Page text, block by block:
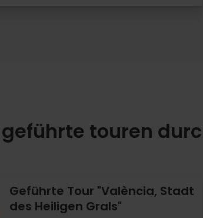
touren
Geführte Tour "València, Stadt
des Heiligen Grals"